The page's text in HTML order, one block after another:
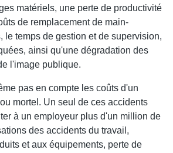
matériels, une perte de productivité
de remplacement de main-
temps de gestion et de supervision,
ainsi qu'une dégradation des
l'image publique.
pas en compte les coûts d'un
mortel. Un seul de ces accidents
à un employeur plus d'un million de
des accidents du travail,
et aux équipements, perte de